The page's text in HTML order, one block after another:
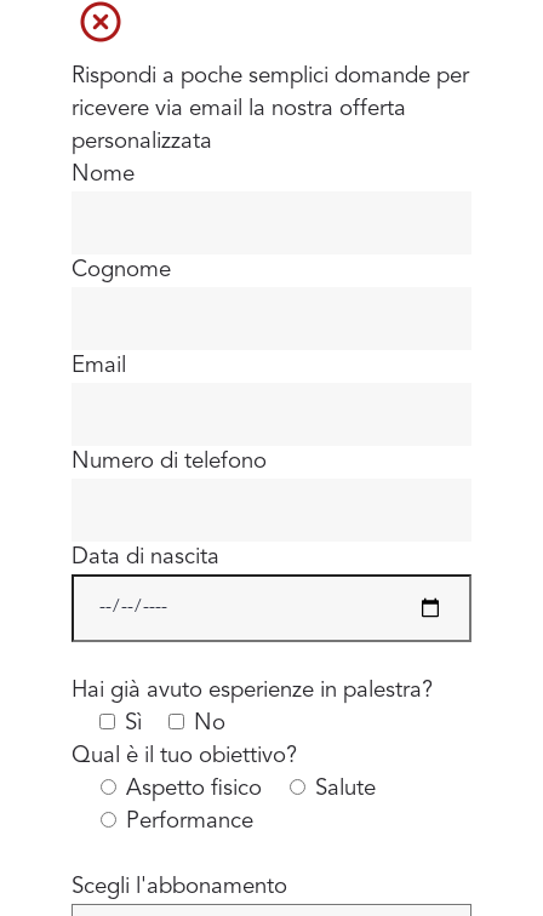
Rispondi a poche semplici domande per
ricevere via email la nostra offerta
personalizzata
Nome
Cognome
Email
Numero di telefono
Data di nascita
Hai già avuto esperienze in palestra?
Sì
No
Qual è il tuo obiettivo?
Aspetto fisico
Salute
Performance
Scegli l'abbonamento